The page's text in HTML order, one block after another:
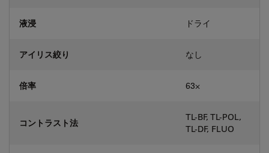
液浸 ドライ
アイリス絞り なし
倍率 63⨉
コントラスト法
TL-BF, TL-POL,
TL-DF, FLUO